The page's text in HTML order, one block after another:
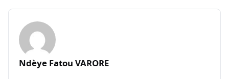
Ndèye Fatou VARORE